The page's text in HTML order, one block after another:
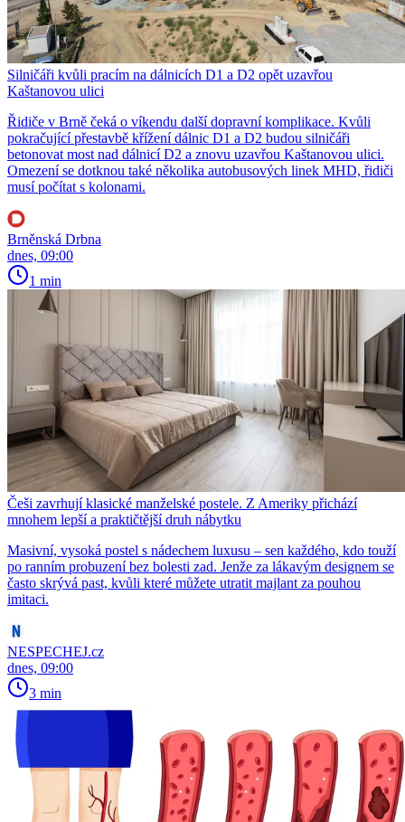
Silničáři kvůli pracím na dálnicích D1 a D2 opět uzavřou
Kaštanovou ulici
Řidiče v Brně čeká o víkendu další dopravní komplikace. Kvůli
pokračující přestavbě křížení dálnic D1 a D2 budou silničáři
betonovat most nad dálnicí D2 a znovu uzavřou Kaštanovou ulici.
Omezení se dotknou také několika autobusových linek MHD, řidiči
musí počítat s kolonami.
Brněnská Drbna
dnes, 09:00
1 min
Češi zavrhují klasické manželské postele. Z Ameriky přichází
mnohem lepší a praktičtější druh nábytku
Masivní, vysoká postel s nádechem luxusu – sen každého, kdo touží
po ranním probuzení bez bolesti zad. Jenže za lákavým designem se
často skrývá past, kvůli které můžete utratit majlant za pouhou
imitaci.
NESPECHEJ.cz
dnes, 09:00
3 min